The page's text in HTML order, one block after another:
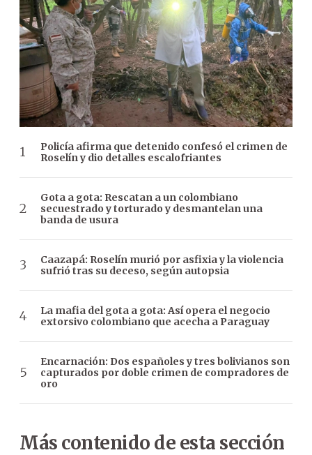
Policía afirma que detenido confesó el crimen de
Roselín y dio detalles escalofriantes
Gota a gota: Rescatan a un colombiano
secuestrado y torturado y desmantelan una
banda de usura
Caazapá: Roselín murió por asfixia y la violencia
sufrió tras su deceso, según autopsia
La mafia del gota a gota: Así opera el negocio
extorsivo colombiano que acecha a Paraguay
Encarnación: Dos españoles y tres bolivianos son
capturados por doble crimen de compradores de
oro
Más contenido de esta sección